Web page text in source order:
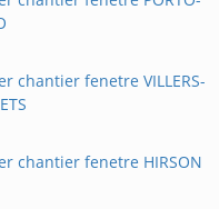
chantier fenetre VILLERS-
chantier fenetre HIRSON